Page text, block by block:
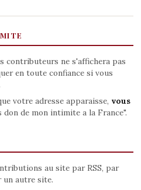
contributeurs ne s'affichera pas
en toute confiance si vous
votre adresse apparaisse, vous
de mon intimite a la France".
au site par RSS, par
un autre site.